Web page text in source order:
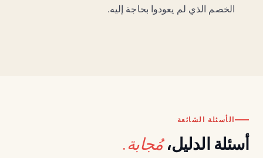
الخصم الذي لم يعودوا بحاجة إليه.
الأسئلة الشائعة
أسئلة الدليل،مُجابة.